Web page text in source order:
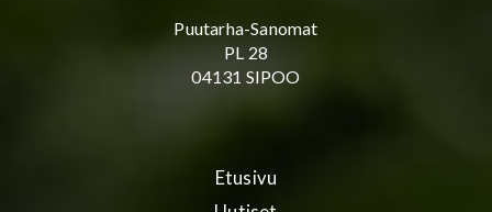
Puutarha-Sanomat
PL 28
04131 SIPOO
Etusivu